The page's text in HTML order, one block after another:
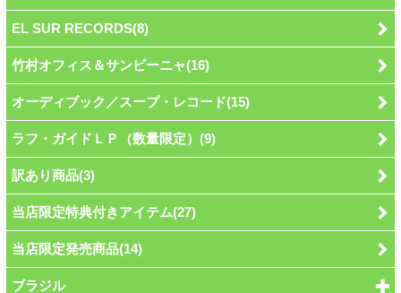
EL SUR RECORDS(8)
竹村オフィス＆サンビーニャ(16)
オーディブック／スープ・レコード(15)
ラフ・ガイドＬＰ（数量限定）(9)
訳あり商品(3)
当店限定特典付きアイテム(27)
当店限定発売商品(14)
ブラジル